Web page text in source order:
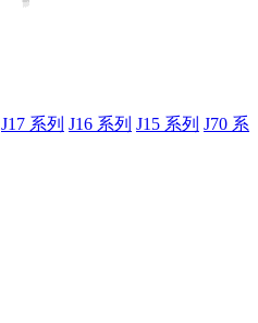
J17 系列 J16 系列 J15 系列 J70 系